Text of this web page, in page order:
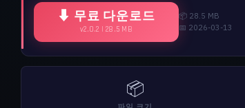
⬇ 무료 다운로드
v2.0.2 | 28.5 MB
📦 28.5 MB
📅 2026-03-13
📦